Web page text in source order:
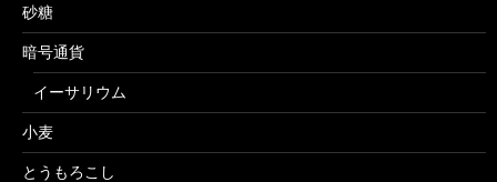
砂糖
暗号通貨
イーサリウム
小麦
とうもろこし